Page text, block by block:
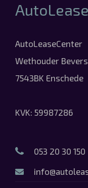
AutoLeaseCenter
Wethouder
7543BK Enschede
KVK: 59987286
053 20 30 150